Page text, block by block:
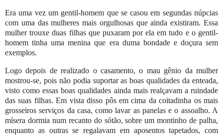
Era uma vez um gentil-homem que se casou em segundas núpcias
com uma das mulheres mais orgulhosas que ainda existiram. Essa
mulher trouxe duas filhas que puxaram por ela em tudo e o gentil-
homem tinha uma menina que era duma bondade e doçura sem
exemplos.
Logo depois de realizado o casamento, o mau gênio da mulher
mostrou-se, pois não podia suportar as boas qualidades da enteada,
visto como essas boas qualidades ainda mais realçavam a ruindade
das suas filhas. Em vista disso pôs em cima da coitadinha os mais
grosseiros serviços da casa, como lavar as panelas e o assoalho. A
mísera dormia num recanto do sótão, sobre um montinho de palha,
enquanto as outras se regalavam em aposentos tapetados, com